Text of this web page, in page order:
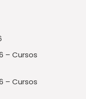
– Cursos
– Cursos